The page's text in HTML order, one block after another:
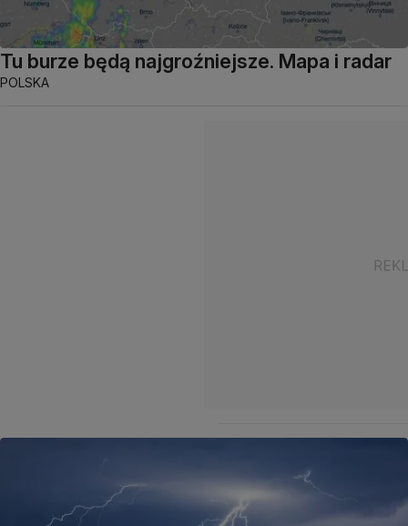
Tu burze będą najgroźniejsze. Mapa i radar
POLSKA